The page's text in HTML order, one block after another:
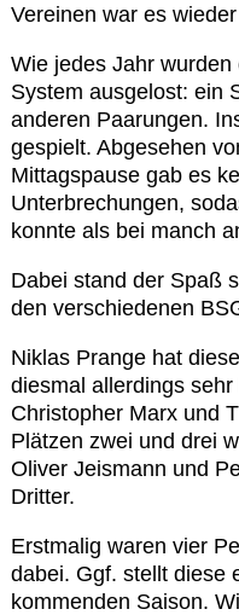
Impressum
Sportarten
Spielpläne /
Betriebssport
übergeordnete
Chronik
Vereinen war es
Wie jedes Jahr
System ausgelost: ein
anderen Paarungen.
gespielt. Abgesehen
Mittagspause gab es
Unterbrechungen,
konnte als bei manch
Dabei stand der Spaß
den verschiedenen
Niklas Prange hat
diesmal allerdings
Christopher Marx und
Plätzen zwei und drei
Oliver Jeismann und
Dritter.
Erstmalig waren vier
dabei. Ggf. stellt diese
kommenden Saison.